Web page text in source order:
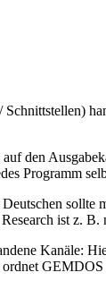
den
Programm
ist z.
Kanäle: